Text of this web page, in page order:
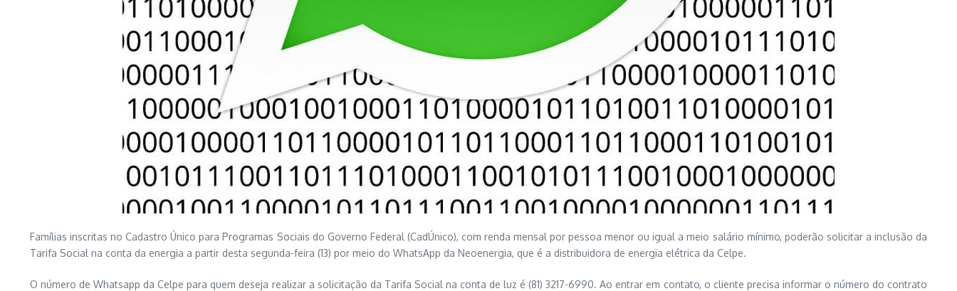
Famílias inscritas no Cadastro Único para Programas Sociais do Governo Federal (CadÚnico), com renda mensal por pessoa menor ou igual a meio salário mínimo, poderão solicitar a inclusão da
Tarifa Social na conta da energia a partir desta segunda-feira (13) por meio do WhatsApp da Neoenergia, que é a distribuidora de energia elétrica da Celpe.
O número de Whatsapp da Celpe para quem deseja realizar a solicitação da Tarifa Social na conta de luz é (81) 3217-6990. Ao entrar em contato, o cliente precisa informar o número do contrato